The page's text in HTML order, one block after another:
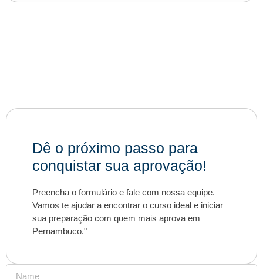
Dê o próximo passo para
conquistar sua aprovação!
Preencha o formulário e fale com nossa equipe.
Vamos te ajudar a encontrar o curso ideal e iniciar
sua preparação com quem mais aprova em
Pernambuco."